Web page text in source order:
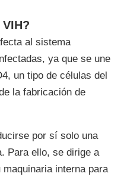
al sistema
ya que se une
un tipo de células del
la fabricación de
por sí solo una
Para ello, se dirige a
interna para